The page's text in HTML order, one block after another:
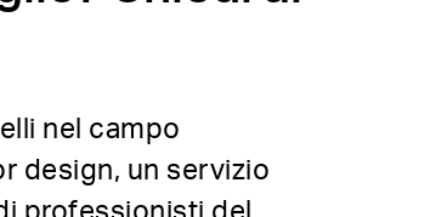
nel campo
design, un servizio